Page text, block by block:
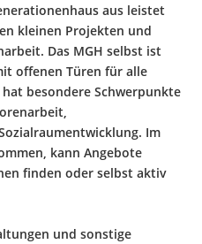
aus leistet
kleinen Projekten und
Das MGH selbst ist
offenen Türen für alle
besondere Schwerpunkte
Im
kann Angebote
finden oder selbst aktiv
und sonstige